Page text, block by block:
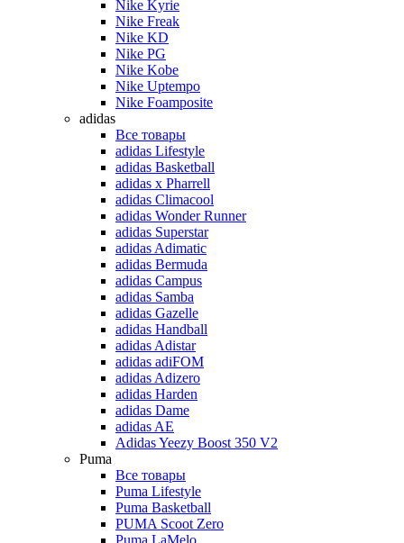
Nike Kyrie
Nike Freak
Nike KD
Nike PG
Nike Kobe
Nike Uptempo
Nike Foamposite
adidas
Все товары
adidas Lifestyle
adidas Basketball
adidas x Pharrell
adidas Climacool
adidas Wonder Runner
adidas Superstar
adidas Adimatic
adidas Bermuda
adidas Campus
adidas Samba
adidas Gazelle
adidas Handball
adidas Adistar
adidas adiFOM
adidas Adizero
adidas Harden
adidas Dame
adidas AE
Adidas Yeezy Boost 350 V2
Puma
Все товары
Puma Lifestyle
Puma Basketball
PUMA Scoot Zero